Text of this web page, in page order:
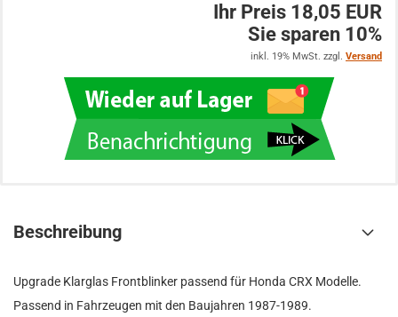
Ihr Preis 18,05 EUR
Sie sparen 10%
inkl. 19% MwSt. zzgl. Versand
Beschreibung
Upgrade Klarglas Frontblinker passend für Honda CRX Modelle.
Passend in Fahrzeugen mit den Baujahren 1987-1989.